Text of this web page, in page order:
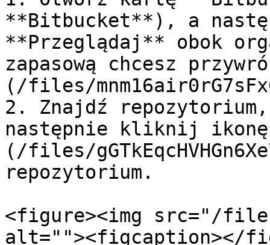
**Bitbucket**), a
**Przeglądaj** obok
zapasową chcesz
(/files/
2. Znajdź
następnie kliknij
(/files/
repozytorium.
<figure><img src="/files/
alt=""><figcaption></